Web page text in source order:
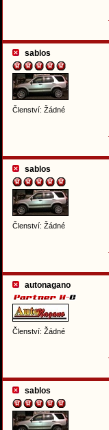
sablos
Členství: Žádné
sablos
Členství: Žádné
autonagano
Členství: Žádné
sablos